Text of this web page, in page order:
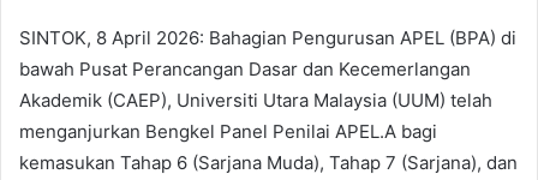
SINTOK, 8 April 2026: Bahagian Pengurusan APEL (BPA) di
bawah Pusat Perancangan Dasar dan Kecemerlangan
Akademik (CAEP), Universiti Utara Malaysia (UUM) telah
menganjurkan Bengkel Panel Penilai APEL.A bagi
kemasukan Tahap 6 (Sarjana Muda), Tahap 7 (Sarjana), dan